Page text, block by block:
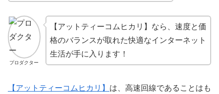
プロダクター
【アットティーコムヒカリ】なら、速度と価
格のバランスが取れた快適なインターネット
生活が手に入ります！
【アットティーコムヒカリ】 は、高速回線であることはも